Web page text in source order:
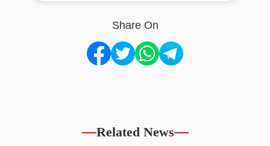
Share On
Related News